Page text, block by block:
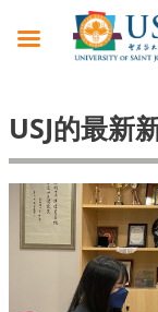
USJ的最新